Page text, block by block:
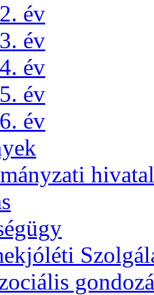
év
év
év
év
év
hivatal